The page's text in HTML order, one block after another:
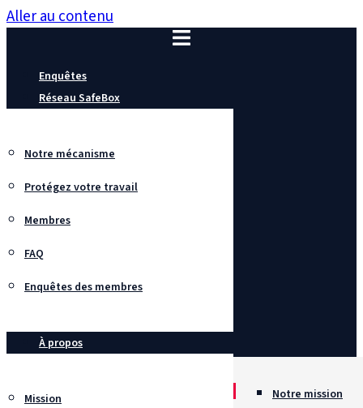
Aller au contenu
Enquêtes
Réseau SafeBox
Notre mécanisme
Protégez votre travail
Membres
FAQ
Enquêtes des membres
À propos
Mission Notre mission